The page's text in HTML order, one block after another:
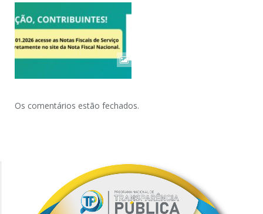
Os comentários estão fechados.